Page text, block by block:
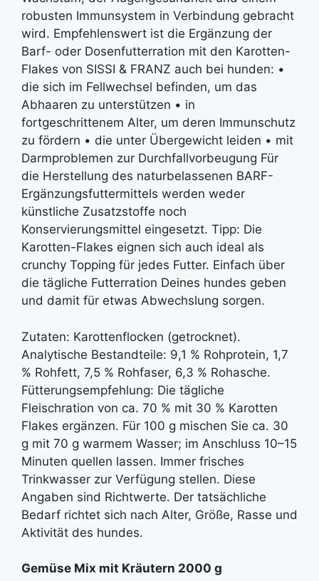
robusten Immunsystem in Verbindung gebracht
wird. Empfehlenswert ist die Ergänzung der
Barf- oder Dosenfutterration mit den Karotten-
Flakes von SISSI & FRANZ auch bei hunden: •
die sich im Fellwechsel befinden, um das
Abhaaren zu unterstützen • in
fortgeschrittenem Alter, um deren Immunschutz
zu fördern • die unter Übergewicht leiden • mit
Darmproblemen zur Durchfallvorbeugung Für
die Herstellung des naturbelassenen BARF-
Ergänzungsfuttermittels werden weder
künstliche Zusatzstoffe noch
Konservierungsmittel eingesetzt. Tipp: Die
Karotten-Flakes eignen sich auch ideal als
crunchy Topping für jedes Futter. Einfach über
die tägliche Futterration Deines hundes geben
und damit für etwas Abwechslung sorgen.
Zutaten: Karottenflocken (getrocknet).
Analytische Bestandteile: 9,1 % Rohprotein, 1,7
% Rohfett, 7,5 % Rohfaser, 6,3 % Rohasche.
Fütterungsempfehlung: Die tägliche
Fleischration von ca. 70 % mit 30 % Karotten
Flakes ergänzen. Für 100 g mischen Sie ca. 30
g mit 70 g warmem Wasser; im Anschluss 10–15
Minuten quellen lassen. Immer frisches
Trinkwasser zur Verfügung stellen. Diese
Angaben sind Richtwerte. Der tatsächliche
Bedarf richtet sich nach Alter, Größe, Rasse und
Aktivität des hundes.
Gemüse Mix mit Kräutern 2000 g